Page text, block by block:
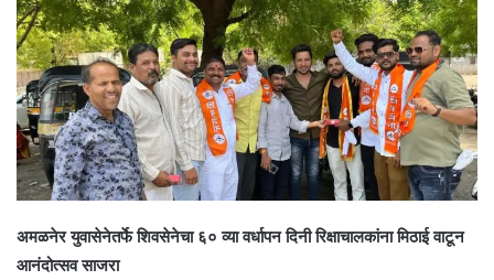
अमळनेर युवासेनेतर्फे शिवसेनेचा ६० व्या वर्धापन दिनी रिक्षाचालकांना मिठाई वाटून
आनंदोत्सव साजरा